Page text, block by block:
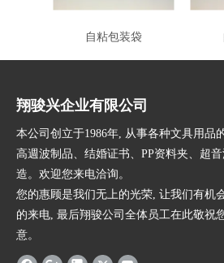
自粘包装袋
翔骏兴企业有限公司
本公司创立于1986年, 从事各种文具用品
高週波制品、结婚证书、PP资料夹、超
造。欢迎您来电洽询。
您的惠顾是我们无上的光荣, 让我们有机
的来电, 最后翔骏公司全体员工在此敬祝
意。